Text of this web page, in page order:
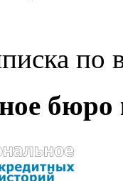
бюро